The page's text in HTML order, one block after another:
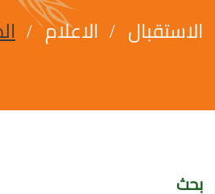
الاستقبال الاعلام
بحث